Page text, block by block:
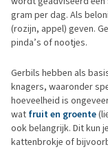
gram per dag. Als
(rozijn, appel) geven.
pinda’s of nootjes.
Gerbils hebben als
knagers, waaronder
hoeveelheid is
wat fruit en groente
ook belangrijk. Dit kun
kattenbrokje of